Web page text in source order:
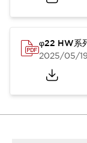
φ22 HW系
2025/05/